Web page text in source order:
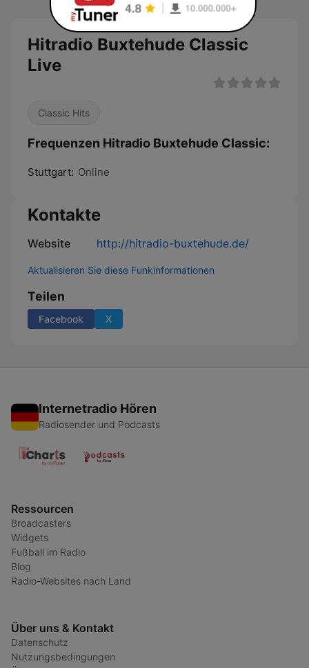
Hitradio Buxtehude Classic
Live
Classic Hits
Frequenzen Hitradio Buxtehude Classic:
Stuttgart: Online
Kontakte
Website http://hitradio-buxtehude.de/
Aktualisieren Sie diese Funkinformationen
Teilen
Facebook X
Internetradio Hören
Radiosender und Podcasts
Ressourcen
Broadcasters
Widgets
Fußball im Radio
Blog
Radio-Websites nach Land
Über uns & Kontakt
Datenschutz
Nutzungsbedingungen